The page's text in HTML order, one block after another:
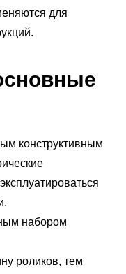
для
конструктивным
набором
роликов, тем